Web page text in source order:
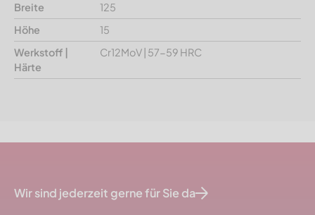
Breite
125
Höhe
15
Werkstoff |
Härte
Cr12MoV | 57-59 HRC
Wir sind jederzeit gerne für Sie da